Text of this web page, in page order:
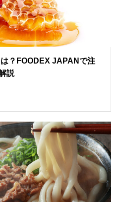
？FOODEX JAPANで注
説